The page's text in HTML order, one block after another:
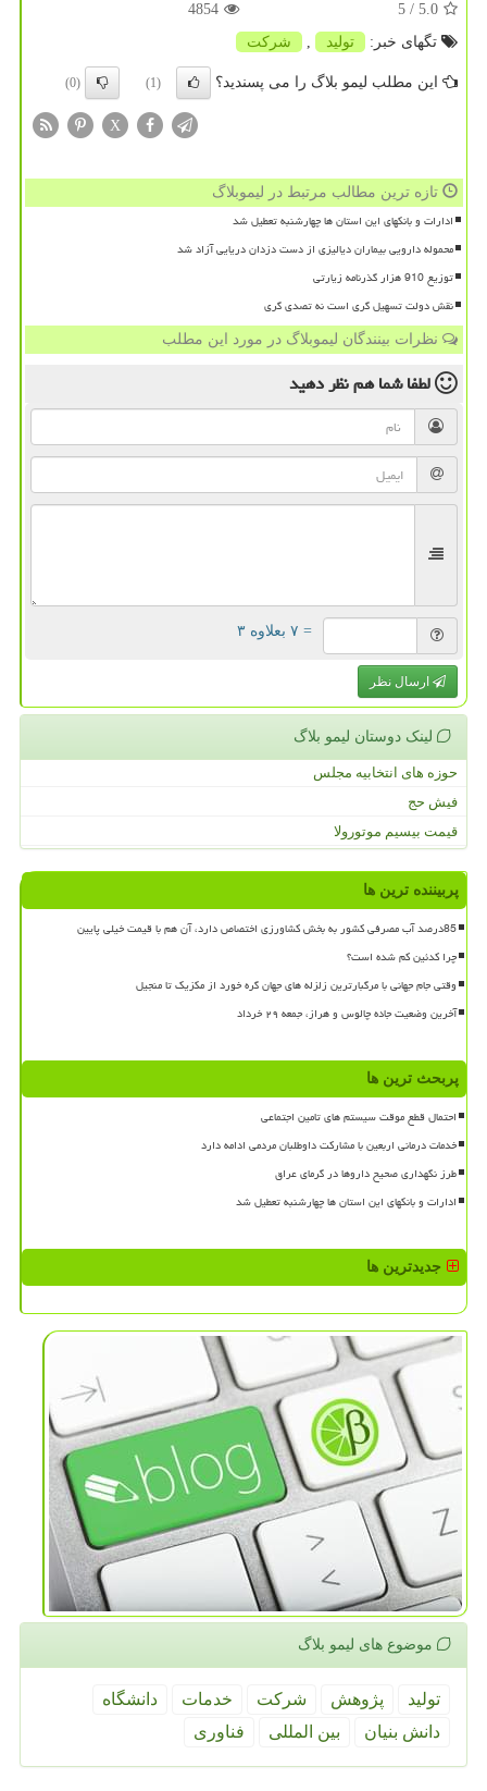
5.0
/ 5
4854
تگهای خبر:
تولید , شركت
این مطلب لیمو بلاگ را می پسندید؟ (1)
(0)
X
تازه ترین مطالب مرتبط در لیموبلاگ
ادارات و بانکهای این استان ها چهارشنبه تعطیل شد
محموله دارویی بیماران دیالیزی از دست دزدان دریایی آزاد شد
توزیع 910 هزار گذرنامه زیارتی
نقش دولت تسهیل گری است نه تصدی گری
نظرات بینندگان لیموبلاگ در مورد این مطلب
لطفا شما همنظر دهید
= ۷ بعلاوه ۳
ارسال نظر
لینک دوستان لیمو بلاگ
حوزه های انتخابیه مجلس
فیش حج
قیمت بیسیم موتورولا
پربیننده ترین ها
85درصد آب مصرفی کشور به بخش کشاورزی اختصاص دارد، آن هم با قیمت خیلی پایین
چرا کدئین کم شده است؟
وقتی جام جهانی با مرگبارترین زلزله های جهان گره خورد از مکزیک تا منجیل
آخرین وضعیت جاده چالوس و هراز، جمعه ۲۹ خرداد
پربحث ترین ها
احتمال قطع موقت سیستم های تامین اجتماعی
خدمات درمانی اربعین با مشارکت داوطلبان مردمی ادامه دارد
طرز نگهداری صحیح داروها در گرمای عراق
ادارات و بانکهای این استان ها چهارشنبه تعطیل شد
جدیدترین ها
موضوع های لیمو بلاگ
تولید پژوهش شركت خدمات
دانشگاه
دانش بنیان
بین المللی فناوری